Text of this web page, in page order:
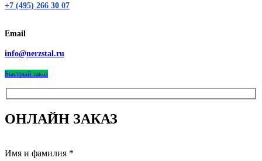
+7 (495) 266 30 07
Email
info@nerzstal.ru
Быстрый заказ
ОНЛАЙН ЗАКАЗ
Имя и фамилия *